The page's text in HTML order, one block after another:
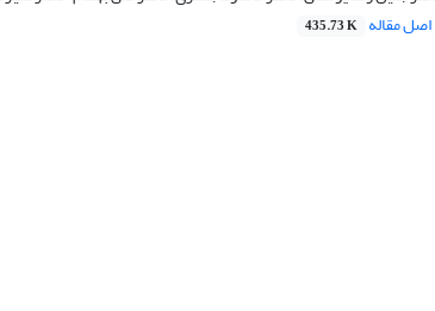
اصل مقاله 435.73 K